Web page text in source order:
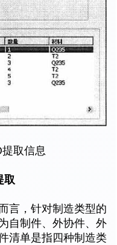
取信息
取
言，针对制造类型的
自制件、外协件、外
清单是指四种制造类